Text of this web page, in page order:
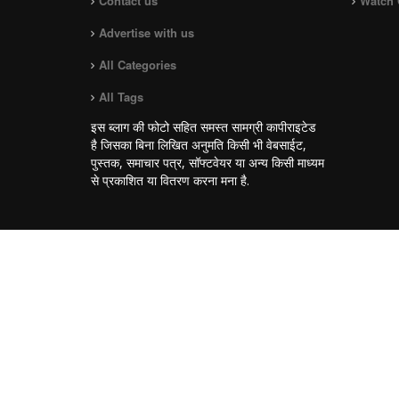
Advertise with us
All Categories
All Tags
इस ब्लाग की फोटो सहित समस्त सामग्री कापीराइटेड
है जिसका बिना लिखित अनुमति किसी भी वेबसाईट,
पुस्तक, समाचार पत्र, सॉफ्टवेयर या अन्य किसी माध्यम
से प्रकाशित या वितरण करना मना है.